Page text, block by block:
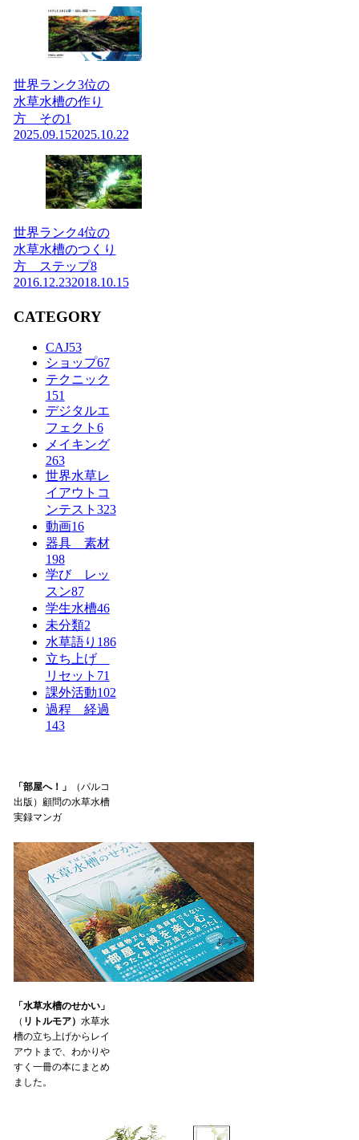
世界ランク3位の
水草水槽の作り
方 その1
2025.09.152025.10.22
世界ランク4位の
水草水槽のつくり
方 ステップ8
2016.12.232018.10.15
CATEGORY
CAJ53
ショップ67
テクニック
151
デジタルエ
フェクト 6
メイキング
263
世界水草レ
イアウトコ
ンテスト 323
動画16
器具 素材
198
学び レッ
スン87
学生水槽46
未分類2
水草語り 186
立ち上げ
リセット 71
課外活動102
過程 経過
143
「部屋へ！」
（パルコ
出版）顧問の水草水槽
実録マンガ
「水草水槽のせかい」
（ リトルモア） 水草水
槽の立ち上げからレイ
アウトまで、わかりや
すく一冊の本にまとめ
ました。